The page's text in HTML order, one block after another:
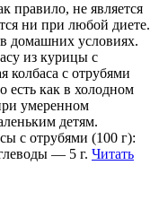
правило, не является
ни при любой диете.
домашних условиях.
из курицы с
колбаса с отрубями
есть как в холодном
умеренном
детям.
с отрубями (100 г):
— 5 г. Читать